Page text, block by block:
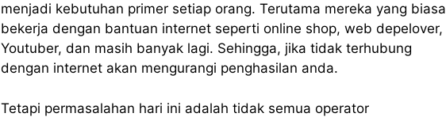
menjadi kebutuhan primer setiap orang. Terutama mereka yang biasa
bekerja dengan bantuan internet seperti online shop, web depelover,
Youtuber, dan masih banyak lagi. Sehingga, jika tidak terhubung
dengan internet akan mengurangi penghasilan anda.
Tetapi permasalahan hari ini adalah tidak semua operator